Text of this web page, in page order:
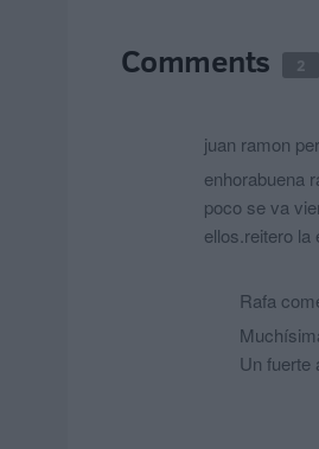
Comments 2
juan ramon
enhorabuena
poco se va
ellos.reitero la
Rafa
Un fuerte